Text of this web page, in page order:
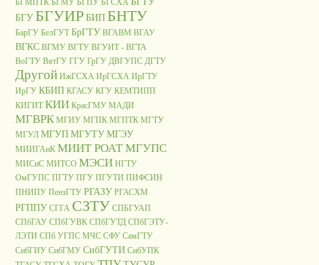
БГМПТК БГМУ БГПУ БГСХА
БГУБГУИРБИПБНТУ
БарГУ БелГУТ БрГТУ ВГАВМ ВГАУ
ВГКС ВГМУ ВГТУ ВГУИТ - ВГТА
ВоГТУ ВятГУ ГГУ ГрГУ ДВГУПС ДГТУ
Другой ИжГСХА ИрГСХА ИрГТУ
ИрГУ КБИП КГАСУ КГУ КЕМТИПП
КИГИТ КИИ КрасГМУ МАДИ
МГВРК МГИУ МГПК МГПТК МГТУ
МГУЛ МГУПМГУТУМГЭУ
МИИГАиК МИИТ РОАТ МГУПС
МИСиС МИТСО МЭСИ НГТУ
ОмГУПС ПГТУ ПГУ ПГУТИ ПИФСИН
ПНИПУ ПензГТУ РГАЗУ РГАСХМ
РГППУ СГГА СЗТУ СПБГУАП
СПбГАУ СПбГУВК СПбГУТД СПбГЭТУ-
ЛЭТИ СПб УГПС МЧС СФУ СамГТУ
СибГИУ СибГМУ СибГУТИ СибУПК